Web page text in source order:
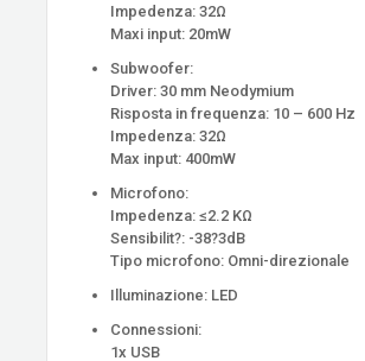
Impedenza: 32Ω
Maxi input: 20mW
Subwoofer:
Driver: 30 mm Neodymium
Risposta in frequenza: 10 – 600 Hz
Impedenza: 32Ω
Max input: 400mW
Microfono:
Impedenza: ≤2.2 KΩ
Sensibilit?: -38?3dB
Tipo microfono: Omni-direzionale
Illuminazione: LED
Connessioni:
1x USB